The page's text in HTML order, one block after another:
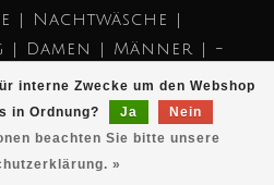
interne Zwecke um den Webshop
in Ordnung?
Ja
Nein
beachten Sie bitte unsere
»
| Nachtwäsche |
| Damen | Männer | -
- Theme by